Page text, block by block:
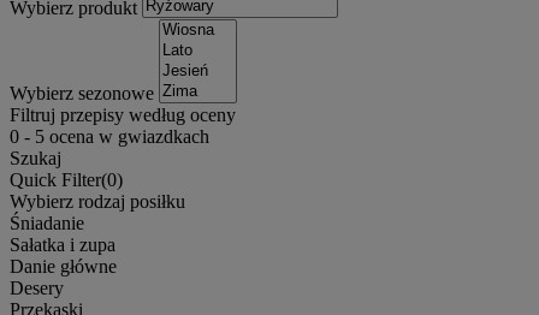
Wybierz produkt
Wybierz sezonowe
Filtruj przepisy według oceny
0 - 5 ocena w gwiazdkach
Szukaj
Quick Filter(0)
Wybierz rodzaj posiłku
Śniadanie
Sałatka i zupa
Danie główne
Desery
Przekąski